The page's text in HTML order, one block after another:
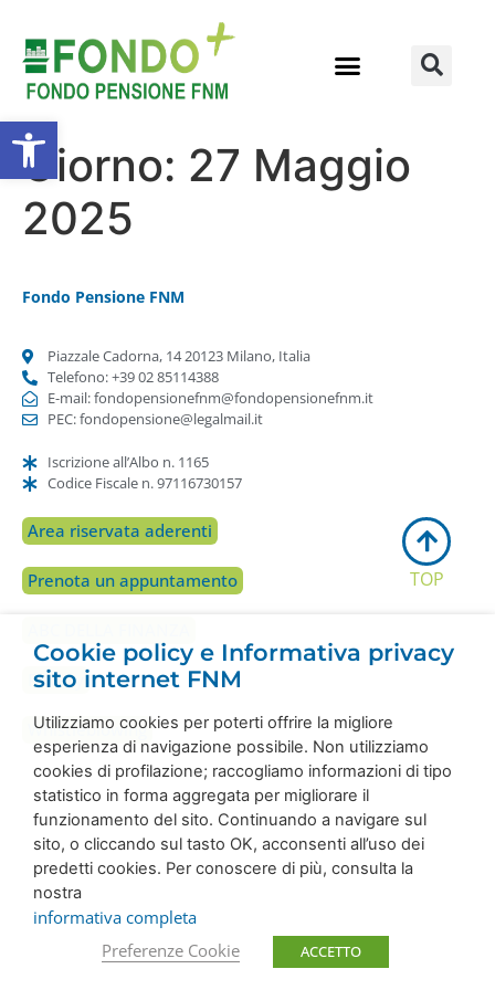
Apri la barra degli strumenti
Giorno: 27 Maggio
2025
Fondo Pensione FNM
Piazzale Cadorna, 14 20123 Milano, Italia
Telefono: +39 02 85114388
E-mail: fondopensionefnm@fondopensionefnm.it
PEC: fondopensione@legalmail.it
Iscrizione all’Albo n. 1165
Codice Fiscale n. 97116730157
Area riservata aderenti
Prenota un appuntamento
Privacy
Whistleblowing
TOP
Cookie policy e Informativa privacy
sito internet FNM
Utilizziamo cookies per poterti offrire la migliore
esperienza di navigazione possibile. Non utilizziamo
cookies di profilazione; raccogliamo informazioni di tipo
statistico in forma aggregata per migliorare il
funzionamento del sito. Continuando a navigare sul
sito, o cliccando sul tasto OK, acconsenti all’uso dei
predetti cookies. Per conoscere di più, consulta la
nostra
informativa completa
Preferenze Cookie
ACCETTO